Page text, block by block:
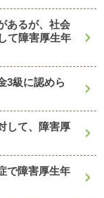
あるが、社会
て障害厚生年
3級に認めら
して、障害厚
で障害厚生年